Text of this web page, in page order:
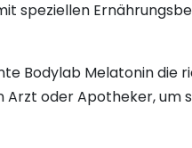
speziellen
Bodylab Melatonin die
Arzt oder Apotheker, um